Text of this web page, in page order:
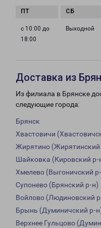
с 10:00 до
18:00
Выходной
Доставка из
Из филиала в Брянске
следующие города:
Брянск
Хвастовичи
Жирятино (Жирятинский
Шайковка (Кировский р-
Хмелево (Выгоничский
Супонево (Брянский р-н)
Войлово (Людиновский
Брынь (Думиничский р-
Верхнее Гульцово